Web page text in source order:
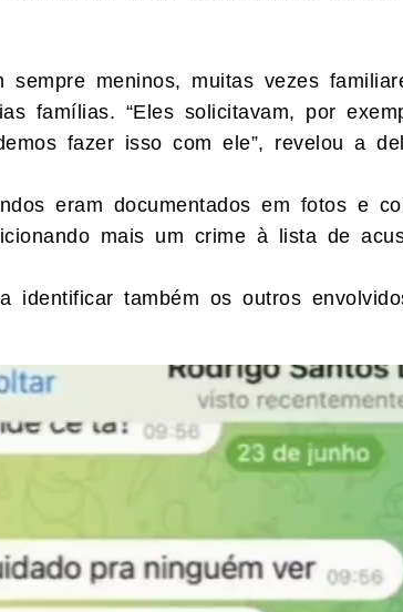
sempre meninos, muitas vezes
famílias. “Eles solicitavam, por
fazer isso com ele”, revelou a
eram documentados em fotos e
mais um crime à lista de
identificar também os outros